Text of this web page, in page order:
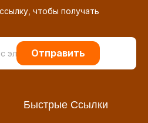
чтобы получать
Отправить
Быстрые Ссылки